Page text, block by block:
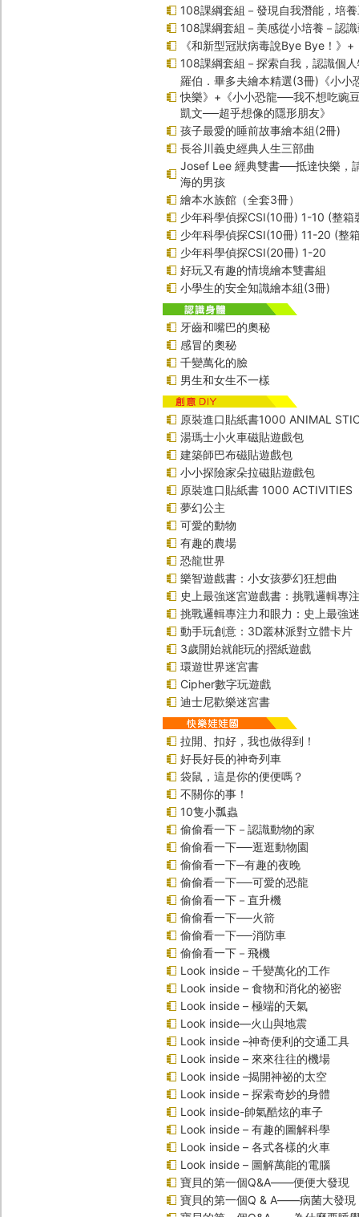
108課綱套組－發現自我潛能，培
108課綱套組－美感從小培養－認
《和新型冠狀病毒說Bye Bye！》
108課綱套組－探索自我，認識個
羅伯．畢多夫繪本精選(3冊)《小小
快樂》+《小小恐龍──我不想吃豌
凱文──超乎想像的隱形朋友》
孩子最愛的睡前故事繪本組(2冊)
長谷川義史經典人生三部曲
Josef Lee 經典雙書──抵達快樂，
海的男孩
繪本水族館（全套3冊）
少年科學偵探CSI(10冊) 1-10 (整箱
少年科學偵探CSI(10冊) 11-20 (整
少年科學偵探CSI(20冊) 1-20
好玩又有趣的情境繪本雙書組
小學生的安全知識繪本組(3冊)
牙齒和嘴巴的奧秘
感冒的奧秘
千變萬化的臉
男生和女生不一樣
原裝進口貼紙書1000 ANIMAL
湯瑪士小火車磁貼遊戲包
建築師巴布磁貼遊戲包
小小探險家朵拉磁貼遊戲包
原裝進口貼紙書 1000 ACTIVITIES
夢幻公主
可愛的動物
有趣的農場
恐龍世界
樂智遊戲書：小女孩夢幻狂想曲
史上最強迷宮遊戲書：挑戰邏輯專
挑戰邏輯專注力和眼力：史上最強
動手玩創意：3D叢林派對立體卡片
3歲開始就能玩的摺紙遊戲
環遊世界迷宮書
Cipher數字玩遊戲
迪士尼歡樂迷宮書
拉開、扣好，我也做得到！
好長好長的神奇列車
袋鼠，這是你的便便嗎？
不關你的事！
10隻小瓢蟲
偷偷看一下－認識動物的家
偷偷看一下──逛逛動物園
偷偷看一下─有趣的夜晚
偷偷看一下──可愛的恐龍
偷偷看一下－直升機
偷偷看一下──火箭
偷偷看一下──消防車
偷偷看一下－飛機
Look inside – 千變萬化的工作
Look inside – 食物和消化的祕密
Look inside – 極端的天氣
Look inside—火山與地震
Look inside –神奇便利的交通工具
Look inside – 來來往往的機場
Look inside –揭開神祕的太空
Look inside – 探索奇妙的身體
Look inside-帥氣酷炫的車子
Look inside – 有趣的圖解科學
Look inside – 各式各樣的火車
Look inside – 圖解萬能的電腦
寶貝的第一個Q&A――便便大發現
寶貝的第一個Q & A――病菌大發現